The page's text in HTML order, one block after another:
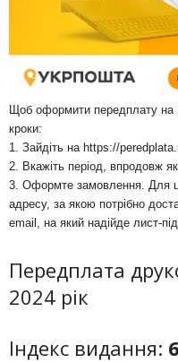
Щоб оформити передплату на
кроки:
1. Зайдіть на https://
2. Вкажіть період, впродовж
3. Оформте замовлення. Для
адресу, за якою потрібно
email, на який надійде лист-
Передплата
2024 рік
Індекс видання: